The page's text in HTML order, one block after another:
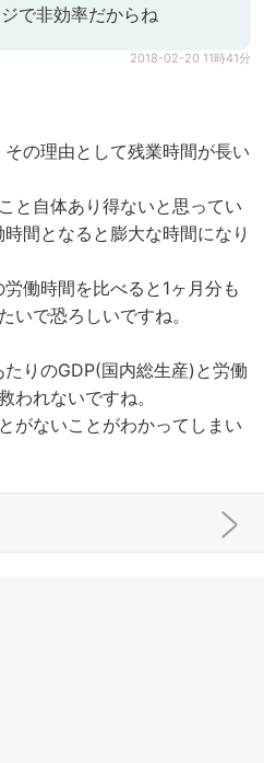
で非効率だからね
2018-02-20 11時41分
の理由として残業時間が長い
と自体あり得ないと思ってい
間となると膨大な時間になり
働時間を比べると1ヶ月分も
いで恐ろしいですね。
りのGDP(国内総生産)と労働
われないですね。
がないことがわかってしまい